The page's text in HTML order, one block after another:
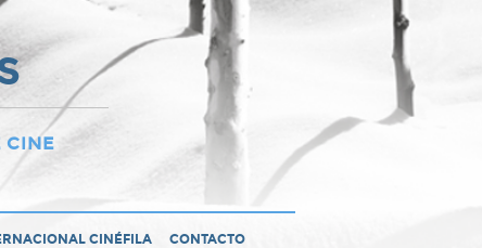
CINE
CINÉFILA CONTACTO